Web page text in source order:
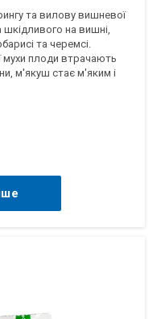
та вилову вишневої
на вишні,
та черемсі.
плоди втрачають
м'якуш стає м'яким і